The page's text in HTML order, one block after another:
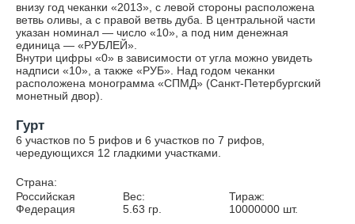
внизу год чеканки «2013», с левой стороны расположена
ветвь оливы, а с правой ветвь дуба. В центральной части
указан номинал — число «10», а под ним денежная
единица — «РУБЛЕЙ».
Внутри цифры «0» в зависимости от угла можно увидеть
надписи «10», а также «РУБ». Над годом чеканки
расположена монограмма «СПМД» (Санкт-Петербургский
монетный двор).
Гурт
6 участков по 5 рифов и 6 участков по 7 рифов,
чередующихся 12 гладкими участками.
Страна:
Российская
Федерация
Вес:
5.63 гр.
Тираж:
10000000 шт.